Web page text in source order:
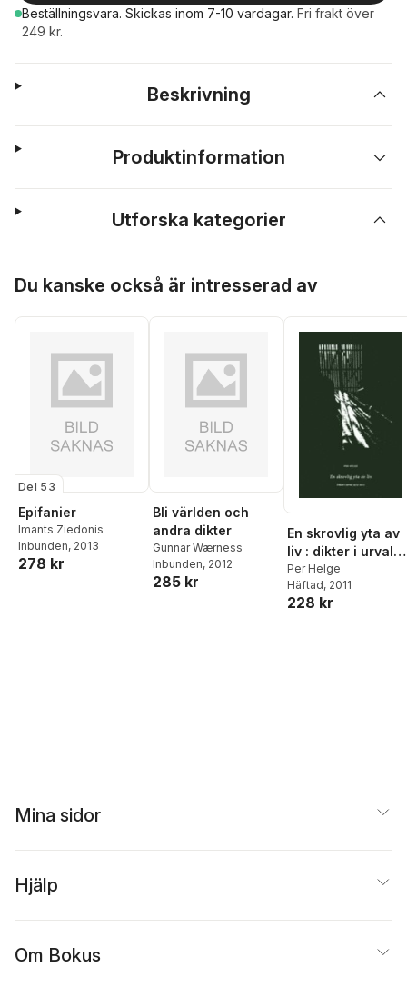
Beställningsvara. Skickas inom 7-10 vardagar. Fri frakt över
249 kr.
Beskrivning
Produktinformation
Utforska kategorier
Du kanske också är intresserad av
Del 53
Epifanier
Imants Ziedonis
Inbunden, 2013
278 kr
Bli världen och
andra dikter
Gunnar Wærness
Inbunden, 2012
285 kr
En skrovlig yta av
liv : dikter i urval
19742011
Per Helge
Häftad, 2011
228 kr
Mina sidor
Hjälp
Om Bokus